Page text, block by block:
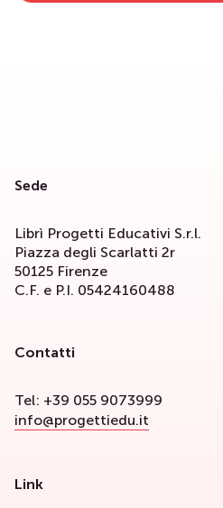
Sede
Librì Progetti Educativi S.r.l.
Piazza degli Scarlatti 2r
50125 Firenze
C.F. e P.I. 05424160488
Contatti
Tel: +39 055 9073999
info@progettiedu.it
Link